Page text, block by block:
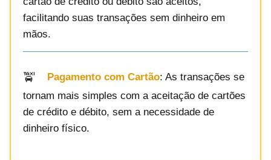
facilitando suas transações sem dinheiro em
mãos.
Pagamento com Cartão: As transações se
tornam mais simples com a aceitação de cartões
de crédito e débito, sem a necessidade de
dinheiro físico.